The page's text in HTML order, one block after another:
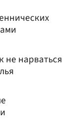
не нарваться